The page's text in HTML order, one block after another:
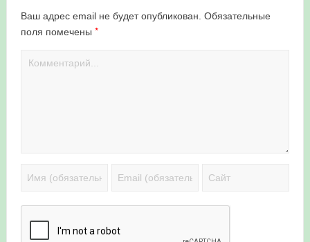
Ваш адрес email не будет опубликован. Обязательные
поля помечены *